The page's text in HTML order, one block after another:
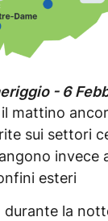
- 6
mattino
sui settori
invece
esteri
durante la